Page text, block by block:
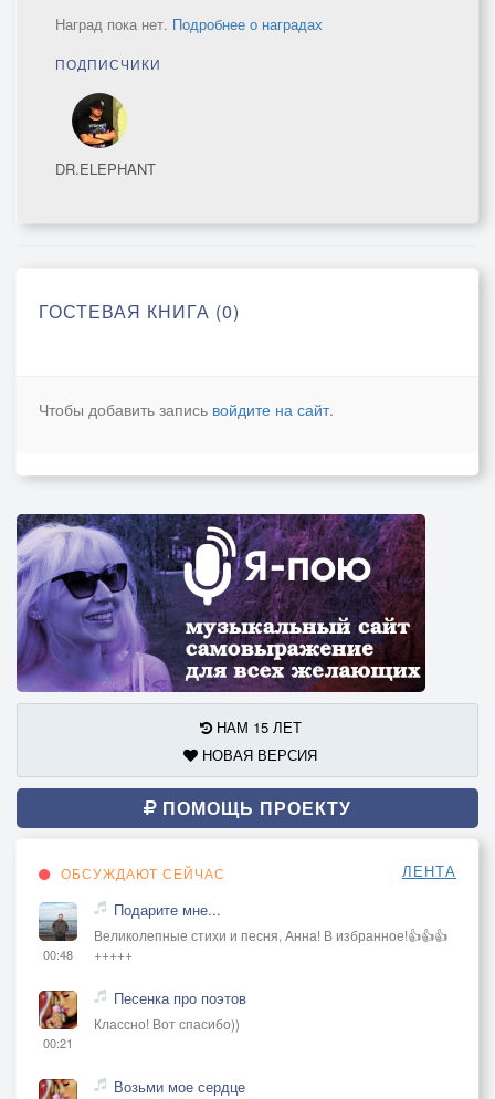
Наград пока нет. Подробнее о наградах
ПОДПИСЧИКИ
DR.ELEPHANT
ГОСТЕВАЯ КНИГА (0)
Чтобы добавить запись войдите на сайт.
НАМ 15 ЛЕТ
НОВАЯ ВЕРСИЯ
ПОМОЩЬ ПРОЕКТУ
ОБСУЖДАЮТ СЕЙЧАС ЛЕНТА
00:48
Подарите мне...
Великолепные стихи и песня, Анна! В избранное!👍👍👍
+++++
00:21
Песенка про поэтов
Классно! Вот спасибо))
Возьми мое сердце